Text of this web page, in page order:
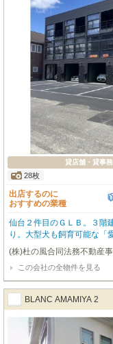
貸店舗・貸事
28枚
出店するのに
おすすめの業種
仙台２件目のＧＬＢ。３階
り。大型犬も飼育可能な「
Ｂ」はあの世田谷ベース増
鉄骨が剥き出しの空間には
テムに囲まれて飲む一杯は
か無い空間で過ごす週末
配ＢＯＸ４つあります♪防
乗車のまま開閉可 ♪ガレー
に含まれています。） ♪
りました
(株)杜の風合同法務不動産
この会社の全物件を見る
BLANC AMAMIYA 2